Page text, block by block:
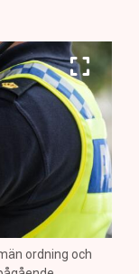
ordning och